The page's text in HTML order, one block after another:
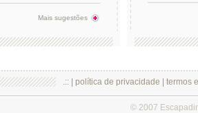
Mais sugestões
.:: | política de privacidade termos
© 2007